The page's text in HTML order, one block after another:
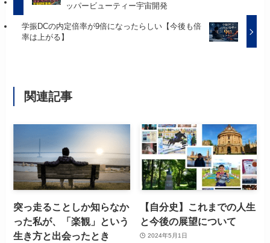
ッパービューティー宇宙開発
学振DCの内定倍率が9倍になったらしい【今後も倍
率は上がる】
関連記事
突っ走ることしか知らなか
った私が、「楽観」という
生き方と出会ったとき
【自分史】これまでの人生
と今後の展望について
2024年5月1日